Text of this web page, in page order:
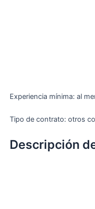
Experiencia mínima: al
Tipo de contrato: otros
Descripción